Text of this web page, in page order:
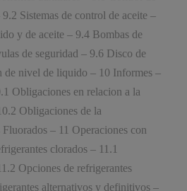
Sistemas de control de aceite –
y de aceite – 9.4 Bombas de
de seguridad – 9.6 Disco de
de nivel de liquido – 10 Informes –
Obligaciones en relacion a la
Obligaciones de la
– 11 Operaciones con
clorados – 11.1
Opciones de refrigerantes
alternativos y definitivos –